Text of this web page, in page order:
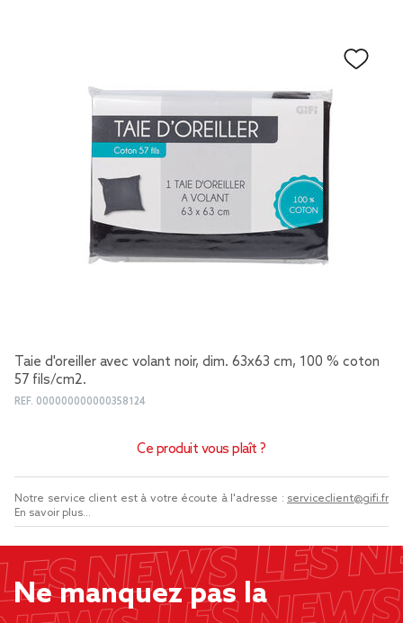
Taie d'oreiller avec volant noir, dim. 63x63 cm, 100 % coton
57 fils/cm2.
REF. 000000000000358124
Ce produit vous plaît ?
Notre service client est à votre écoute à l'adresse : serviceclient@gifi.fr
En savoir plus...
Ne manquez pas la